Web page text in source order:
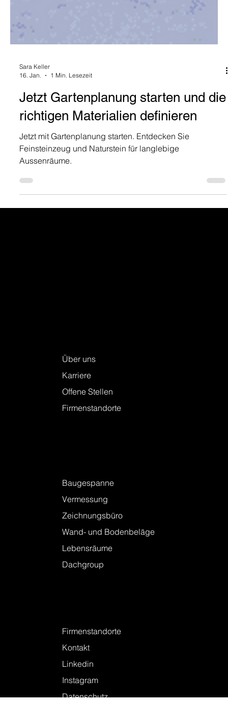
Sara Keller
1 Min. Lesezeit
Jetzt Gartenplanung starten und die
richtigen Materialien definieren
Jetzt mit Gartenplanung starten. Entdecken Sie
Feinsteinzeug und Naturstein für langlebige
Über uns
Karriere
Keller + Steiner AG
Leistungen
Baugespanne
Vermessung
Zeichnungsbüro
Wand- und Bodenbeläge
Kontakt
Firmenstandorte
Kontakt
Linkedin